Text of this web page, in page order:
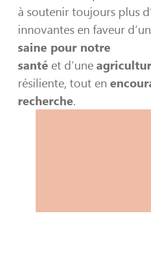
à soutenir toujours plus
innovantes en faveur
saine pour notre
santé et d’une
résiliente, tout en
recherche.